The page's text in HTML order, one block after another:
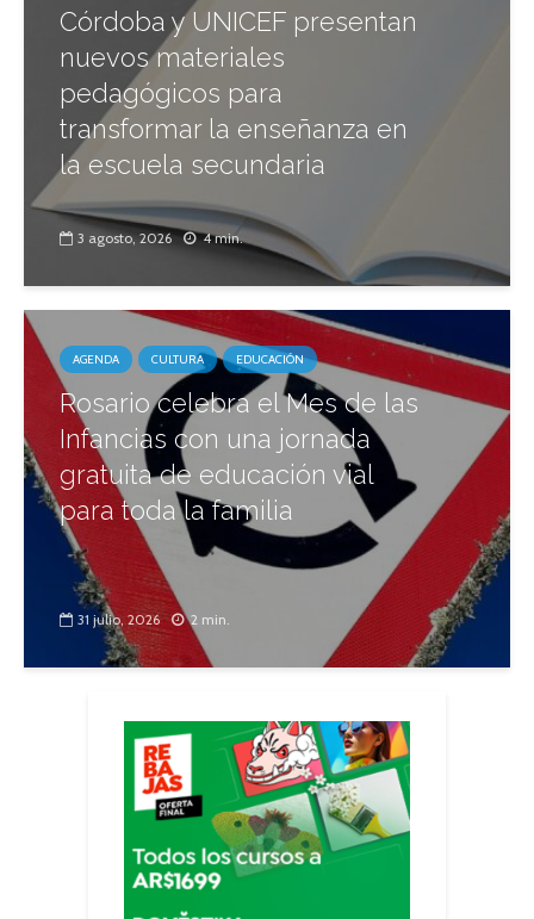
Córdoba y UNICEF presentan
nuevos materiales
pedagógicos para
transformar la enseñanza en
la escuela secundaria
3 agosto, 2026 4 min.
AGENDA CULTURA EDUCACIÓN
Rosario celebra el Mes de las
Infancias con una jornada
gratuita de educación vial
para toda la familia
31 julio, 2026 2 min.